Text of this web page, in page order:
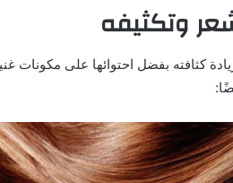
وتكثيفه
كثافته بفضل احتوائها على مكونات